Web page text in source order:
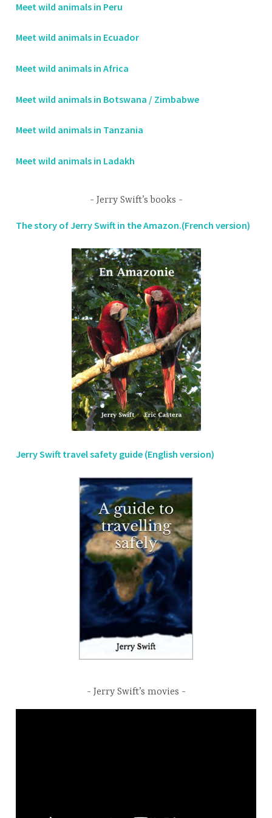
Meet wild animals in Peru
Meet wild animals in Ecuador
Meet wild animals in Africa
Meet wild animals in Botswana / Zimbabwe
Meet wild animals in Tanzania
Meet wild animals in Ladakh
Jerry Swift’s books
The story of Jerry Swift in the Amazon.(French version)
Jerry Swift travel safety guide (English version)
Jerry Swift’s movies